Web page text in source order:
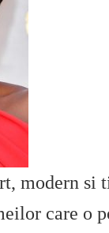
modern si
care o